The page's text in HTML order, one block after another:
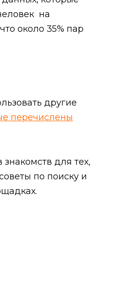
на
около 35% пар
другие
перечислены
для тех,
по поиску и